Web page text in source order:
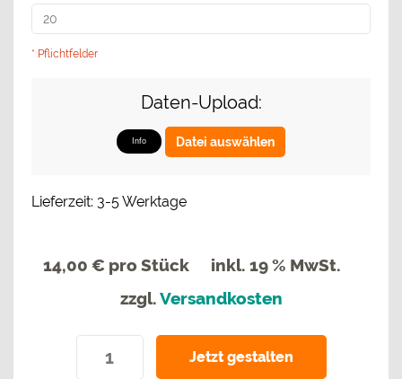
* Pflichtfelder
Daten-Upload:
Info Datei auswählen
Lieferzeit: 3-5 Werktage
14,00 € pro Stück
inkl. 19 % MwSt.
zzgl.Versandkosten